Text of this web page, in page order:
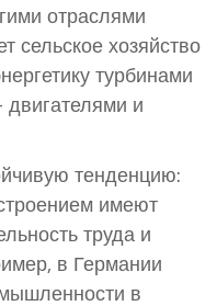
отраслями
сельское хозяйство
турбинами
двигателями и
тенденцию:
имеют
труда и
в Германии
в